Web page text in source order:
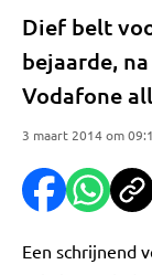
Dief belt
bejaarde,
Vodafone
3 maart 2014 om
Een schrijnend